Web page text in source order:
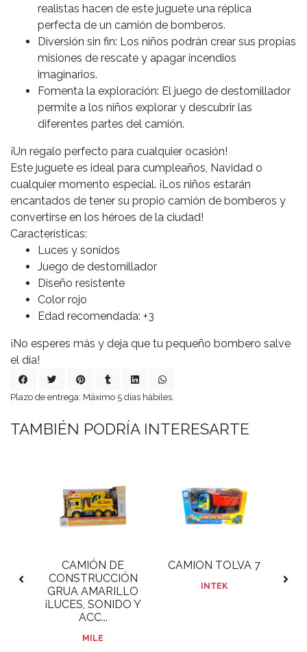
realistas hacen de este juguete una réplica
perfecta de un camión de bomberos.
Diversión sin fin: Los niños podrán crear sus propias
misiones de rescate y apagar incendios
imaginarios.
Fomenta la exploración: El juego de destornillador
permite a los niños explorar y descubrir las
diferentes partes del camión.
¡Un regalo perfecto para cualquier ocasión!
Este juguete es ideal para cumpleaños, Navidad o
cualquier momento especial. ¡Los niños estarán
encantados de tener su propio camión de bomberos y
convertirse en los héroes de la ciudad!
Características:
Luces y sonidos
Juego de destornillador
Diseño resistente
Color rojo
Edad recomendada: +3
¡No esperes más y deja que tu pequeño bombero salve
el día!
Plazo de entrega: Máximo 5 días hábiles.
TAMBIÉN PODRÍA INTERESARTE
CAMIÓN DE
CONSTRUCCIÓN
GRUA AMARILLO
¡LUCES, SONIDO Y
ACC...
MILE
CAMION TOLVA 7
INTEK